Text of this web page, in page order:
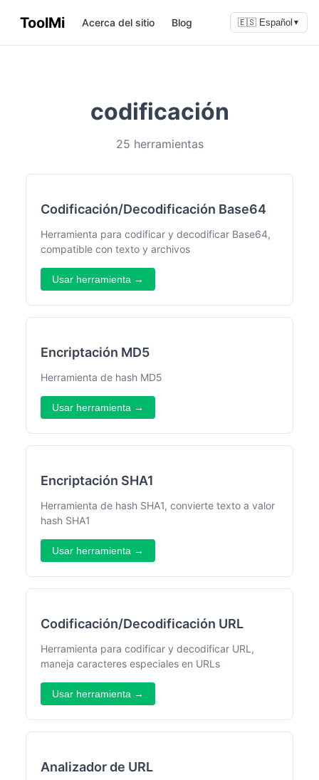
ToolMi Acerca del sitio Blog 🇪🇸 Español ▼
codificación
25 herramientas
Codificación/Decodificación Base64
Herramienta para codificar y decodificar Base64,
compatible con texto y archivos
Usar herramienta →
Encriptación MD5
Herramienta de hash MD5
Usar herramienta →
Encriptación SHA1
Herramienta de hash SHA1, convierte texto a valor
hash SHA1
Usar herramienta →
Codificación/Decodificación URL
Herramienta para codificar y decodificar URL,
maneja caracteres especiales en URLs
Usar herramienta →
Analizador de URL